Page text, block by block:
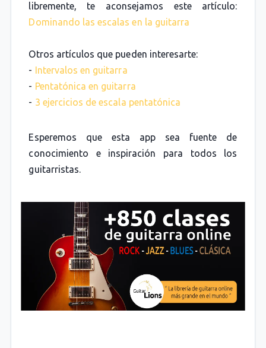
libremente, te aconsejamos este artículo:
Dominando las escalas en la guitarra
Otros artículos que pueden interesarte:
- Intervalos en guitarra
- Pentatónica en guitarra
- 3 ejercicios de escala pentatónica
Esperemos que esta app sea fuente de
conocimiento e inspiración para todos los
guitarristas.